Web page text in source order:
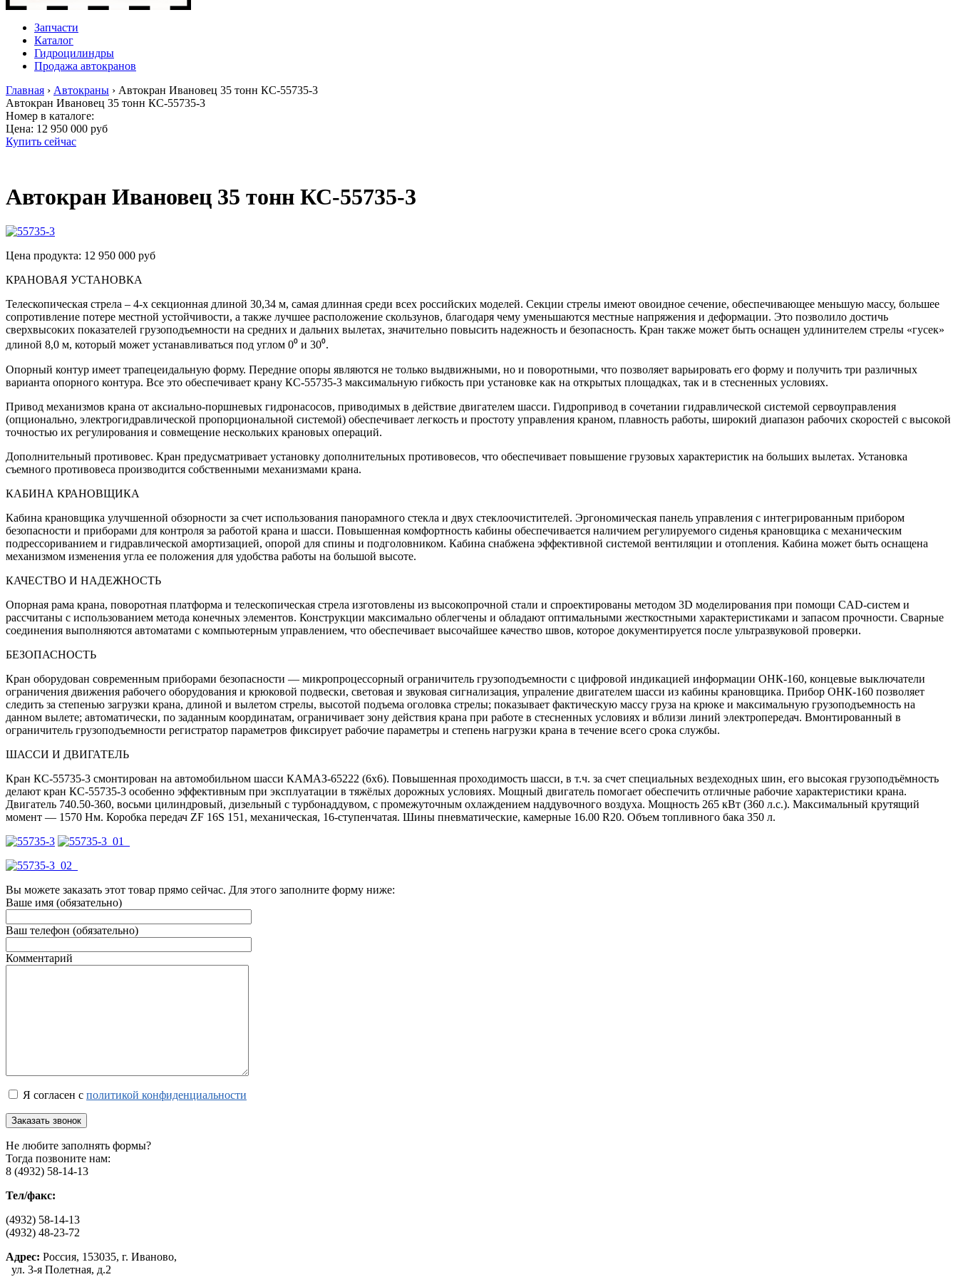
Запчасти
Каталог
Гидроцилиндры
Продажа автокранов
Главная › Автокраны › Автокран Ивановец 35 тонн КС-55735-3
Автокран Ивановец 35 тонн КС-55735-3
Номер в каталоге:
Цена: 12 950 000 руб
Купить сейчас
Автокран Ивановец 35 тонн КС-55735-3
Цена продукта: 12 950 000 руб
КРАНОВАЯ УСТАНОВКА
Телескопическая стрела – 4-х секционная длиной 30,34 м, самая длинная среди всех российских моделей. Секции стрелы имеют овоидное сечение, обеспечивающее меньшую массу, большее
сопротивление потере местной устойчивости, а также лучшее расположение скользунов, благодаря чему уменьшаются местные напряжения и деформации. Это позволило достичь
сверхвысоких показателей грузоподъемности на средних и дальних вылетах, значительно повысить надежность и безопасность. Кран также может быть оснащен удлинителем стрелы «гусек»
длиной 8,0 м, который может устанавливаться под углом 0⁰ и 30⁰.
Опорный контур имеет трапецеидальную форму. Передние опоры являются не только выдвижными, но и поворотными, что позволяет варьировать его форму и получить три различных
варианта опорного контура. Все это обеспечивает крану КС-55735-3 максимальную гибкость при установке как на открытых площадках, так и в стесненных условиях.
Привод механизмов крана от аксиально-поршневых гидронасосов, приводимых в действие двигателем шасси. Гидропривод в сочетании гидравлической системой сервоуправления
(опционально, электрогидравлической пропорциональной системой) обеспечивает легкость и простоту управления краном, плавность работы, широкий диапазон рабочих скоростей с высокой
точностью их регулирования и совмещение нескольких крановых операций.
Дополнительный противовес. Кран предусматривает установку дополнительных противовесов, что обеспечивает повышение грузовых характеристик на больших вылетах. Установка
съемного противовеса производится собственными механизмами крана.
КАБИНА КРАНОВЩИКА
Кабина крановщика улучшенной обзорности за счет использования панорамного стекла и двух стеклоочистителей. Эргономическая панель управления с интегрированным прибором
безопасности и приборами для контроля за работой крана и шасси. Повышенная комфортность кабины обеспечивается наличием регулируемого сиденья крановщика с механическим
подрессориванием и гидравлической амортизацией, опорой для спины и подголовником. Кабина снабжена эффективной системой вентиляции и отопления. Кабина может быть оснащена
механизмом изменения угла ее положения для удобства работы на большой высоте.
КАЧЕСТВО И НАДЕЖНОСТЬ
Опорная рама крана, поворотная платформа и телескопическая стрела изготовлены из высокопрочной стали и спроектированы методом 3D моделирования при помощи CAD-систем и
рассчитаны с использованием метода конечных элементов. Конструкции максимально облегчены и обладают оптимальными жесткостными характеристиками и запасом прочности. Сварные
соединения выполняются автоматами с компьютерным управлением, что обеспечивает высочайшее качество швов, которое документируется после ультразвуковой проверки.
БЕЗОПАСНОСТЬ
Кран оборудован современным приборами безопасности — микропроцессорный ограничитель грузоподъемности с цифровой индикацией информации ОНК-160, концевые выключатели
ограничения движения рабочего оборудования и крюковой подвески, световая и звуковая сигнализация, упраление двигателем шасси из кабины крановщика. Прибор ОНК-160 позволяет
следить за степенью загрузки крана, длиной и вылетом стрелы, высотой подъема оголовка стрелы; показывает фактическую массу груза на крюке и максимальную грузоподъемность на
данном вылете; автоматически, по заданным координатам, ограничивает зону действия крана при работе в стесненных условиях и вблизи линий электропередач. Вмонтированный в
ограничитель грузоподъемности регистратор параметров фиксирует рабочие параметры и степень нагрузки крана в течение всего срока службы.
ШАССИ И ДВИГАТЕЛЬ
Кран КС-55735-3 смонтирован на автомобильном шасси КАМАЗ-65222 (6х6). Повышенная проходимость шасси, в т.ч. за счет специальных вездеходных шин, его высокая грузоподъёмность
делают кран КС-55735-3 особенно эффективным при эксплуатации в тяжёлых дорожных условиях. Мощный двигатель помогает обеспечить отличные рабочие характеристики крана.
Двигатель 740.50-360, восьми цилиндровый, дизельный с турбонаддувом, с промежуточным охлаждением наддувочного воздуха. Мощность 265 кВт (360 л.с.). Максимальный крутящий
момент — 1570 Нм. Коробка передач ZF 16S 151, механическая, 16-ступенчатая. Шины пневматические, камерные 16.00 R20. Объем топливного бака 350 л.
Вы можете заказать этот товар прямо сейчас. Для этого заполните форму ниже:
Ваше имя (обязательно)
Ваш телефон (обязательно)
Комментарий
Я согласен с политикой конфиденциальности
Не любите заполнять формы?
Тогда позвоните нам:
8 (4932) 58-14-13
Тел/факс:
(4932) 58-14-13
(4932) 48-23-72
Адрес: Россия, 153035, г. Иваново,
ул. 3-я Полетная, д.2